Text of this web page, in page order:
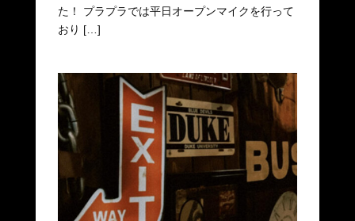
た！ プラプラでは平日オープンマイクを行って
おり […]